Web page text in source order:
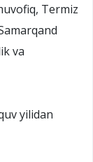
Termiz
va
yilidan